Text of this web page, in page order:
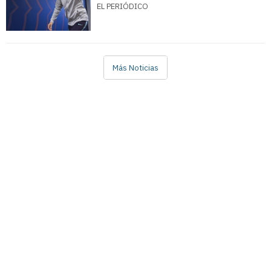
EL PERIÓDICO
Más Noticias